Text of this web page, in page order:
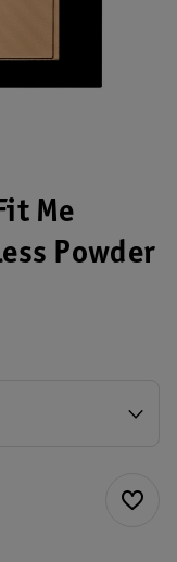
Me
Powder